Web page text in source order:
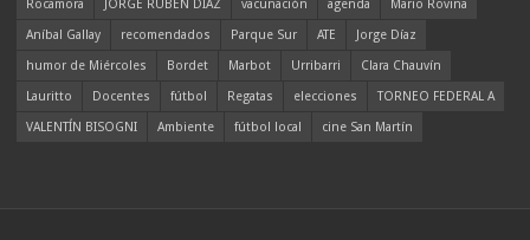
Rocamora
JORGE RUBÉN DÍAZ vacunación agenda
Mario Rovina
Aníbal Gallay
recomendados Parque Sur ATE
Jorge Díaz
humor de Miércoles
Bordet Marbot Urribarri
Clara Chauvín
Lauritto
Docentes fútbol Regatas elecciones
TORNEO FEDERAL A
VALENTÍN BISOGNI
Ambiente fútbol local cine San Martín